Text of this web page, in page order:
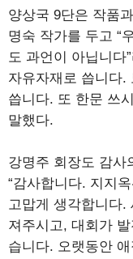
양상국 9단은 작품
명숙 작가를 두고 “
도 과언이 아닙니다
자유자재로 씁니다.
씁니다. 또 한문 쓰
말했다.
강명주 회장도 감사
“감사합니다. 지지
고맙게 생각합니다.
져주시고, 대회가
습니다. 오랫동안